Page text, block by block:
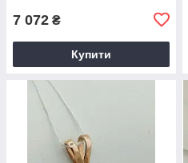
7 072 ₴
Купити